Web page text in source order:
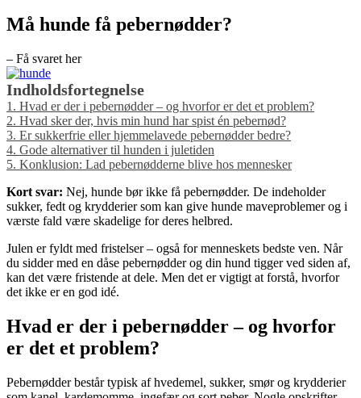
Må hunde få pebernødder?
– Få svaret her
Indholdsfortegnelse
1. Hvad er der i pebernødder – og hvorfor er det et problem?
2. Hvad sker der, hvis min hund har spist én pebernød?
3. Er sukkerfrie eller hjemmelavede pebernødder bedre?
4. Gode alternativer til hunden i juletiden
5. Konklusion: Lad pebernødderne blive hos mennesker
Kort svar: Nej, hunde bør ikke få pebernødder. De indeholder
sukker, fedt og krydderier som kan give hunde maveproblemer og i
værste fald være skadelige for deres helbred.
Julen er fyldt med fristelser – også for menneskets bedste ven. Når
du sidder med en dåse pebernødder og din hund tigger ved siden af,
kan det være fristende at dele. Men det er vigtigt at forstå, hvorfor
det ikke er en god idé.
Hvad er der i pebernødder – og hvorfor
er det et problem?
Pebernødder består typisk af hvedemel, sukker, smør og krydderier